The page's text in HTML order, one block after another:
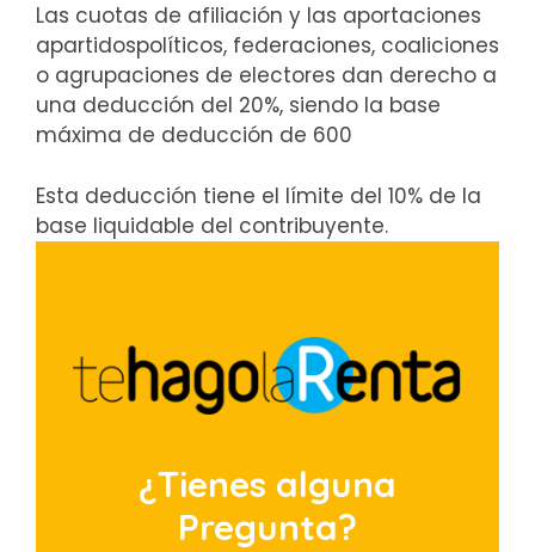
Las cuotas de afiliación y las aportaciones
apartidospolíticos, federaciones, coaliciones
o agrupaciones de electores dan derecho a
una deducción del 20%, siendo la base
máxima de deducción de 600
Esta deducción tiene el límite del 10% de la
base liquidable del contribuyente.
¿Tienes alguna
Pregunta?